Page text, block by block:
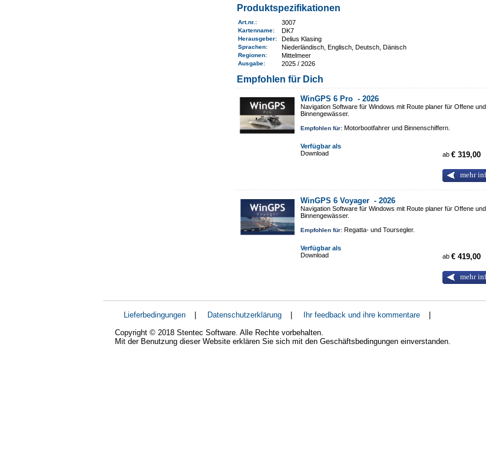
Produktspezifikationen
Art.nr. : 3007
Kartenname: DK7
Herausgeber: Delius Klasing
Sprachen: Niederländisch, Englisch, Deutsch, Dänisch
Regionen: Mittelmeer
Ausgabe: 2025 / 2026
Empfohlen für Dich
WinGPS 6 Pro -2026
Navigation Software für Windows mit Route planer für Offene und
Binnengewässer.
Empfohlen für: Motorbootfahrer und Binnenschiffern.
Verfügbar als
Download
ab€ 319,00
mehr
WinGPS 6 Voyager -2026
Navigation Software für Windows mit Route planer für Offene und
Binnengewässer.
Empfohlen für: Regatta- und Toursegler.
Verfügbar als
Download
ab€ 419,00
mehr
Lieferbedingungen | Datenschutzerklärung | Ihr feedback und ihre kommentare
|
Copyright © 2018 Stentec Software. Alle Rechte vorbehalten.
Mit der Benutzung dieser Website erklären Sie sich mit den Geschäftsbedingungen einverstanden.